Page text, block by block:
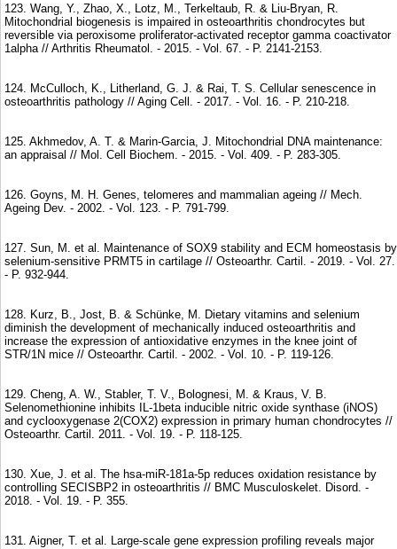
123. Wang, Y., Zhao, X., Lotz, M., Terkeltaub, R. & Liu-Bryan, R.
Mitochondrial biogenesis is impaired in osteoarthritis chondrocytes but
reversible via peroxisome proliferator-activated receptor gamma coactivator
1alpha // Arthritis Rheumatol. - 2015. - Vol. 67. - P. 2141-2153.
124. McCulloch, K., Litherland, G. J. & Rai, T. S. Cellular senescence in
osteoarthritis pathology // Aging Cell. - 2017. - Vol. 16. - P. 210-218.
125. Akhmedov, A. T. & Marin-Garcia, J. Mitochondrial DNA maintenance:
an appraisal // Mol. Cell Biochem. - 2015. - Vol. 409. - P. 283-305.
126. Goyns, M. H. Genes, telomeres and mammalian ageing // Mech.
Ageing Dev. - 2002. - Vol. 123. - P. 791-799.
127. Sun, M. et al. Maintenance of SOX9 stability and ECM homeostasis by
selenium-sensitive PRMT5 in cartilage // Osteoarthr. Cartil. - 2019. - Vol. 27.
- P. 932-944.
128. Kurz, B., Jost, B. & Schünke, M. Dietary vitamins and selenium
diminish the development of mechanically induced osteoarthritis and
increase the expression of antioxidative enzymes in the knee joint of
STR/1N mice // Osteoarthr. Cartil. - 2002. - Vol. 10. - P. 119-126.
129. Cheng, A. W., Stabler, T. V., Bolognesi, M. & Kraus, V. B.
Selenomethionine inhibits IL-1beta inducible nitric oxide synthase (iNOS)
and cyclooxygenase 2(COX2) expression in primary human chondrocytes //
Osteoarthr. Cartil. 2011. - Vol. 19. - P. 118-125.
130. Xue, J. et al. The hsa-miR-181a-5p reduces oxidation resistance by
controlling SECISBP2 in osteoarthritis // BMC Musculoskelet. Disord. -
2018. - Vol. 19. - P. 355.
131. Aigner, T. et al. Large-scale gene expression profiling reveals major